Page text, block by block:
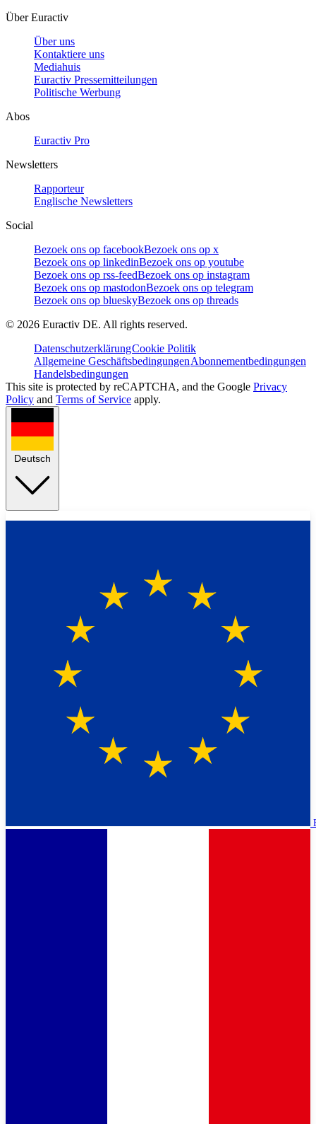
Über Euractiv
Über uns
Kontaktiere uns
Mediahuis
Euractiv Pressemitteilungen
Politische Werbung
Abos
Euractiv Pro
Newsletters
Rapporteur
Englische Newsletters
Social
Bezoek ons op facebookBezoek ons op x
Bezoek ons op linkedinBezoek ons op youtube
Bezoek ons op rss-feedBezoek ons op instagram
Bezoek ons op mastodonBezoek ons op telegram
Bezoek ons op blueskyBezoek ons op threads
© 2026 Euractiv DE. All rights reserved.
DatenschutzerklärungCookie Politik
Allgemeine GeschäftsbedingungenAbonnementbedingungen
Handelsbedingungen
This site is protected by reCAPTCHA, and the Google Privacy
Policy and Terms of Service apply.
Deutsch